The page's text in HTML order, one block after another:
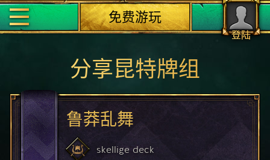
登陆
免费游玩
分享昆特牌组
鲁莽乱舞
skellige deck